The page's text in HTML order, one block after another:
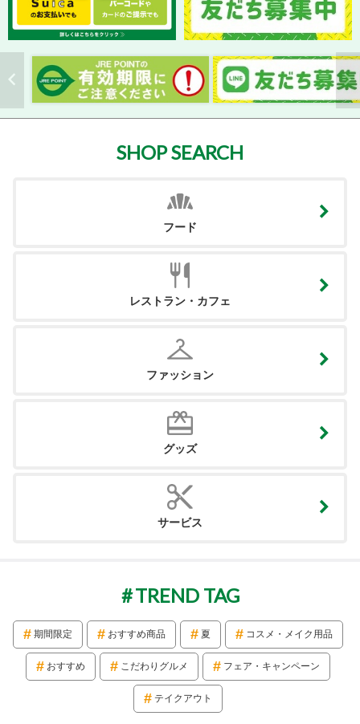
SHOP SEARCH
フード
レストラン・カフェ
ファッション
グッズ
サービス
TREND TAG
期間限定 おすすめ商品 夏 コスメ・メイク用品
おすすめ こだわりグルメ フェア・キャンペーン
テイクアウト